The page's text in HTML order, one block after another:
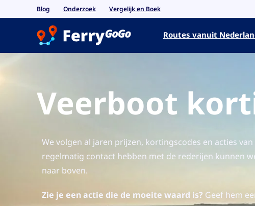
Blog Onderzoek Vergelijk en Boek
Routes vanuit
Veerboot
We volgen al jaren prijzen, kortingscodes en acties
regelmatig contact hebben met de rederijen kunnen
naar boven.
Zie je een actie die de moeite waard is? Geef hem